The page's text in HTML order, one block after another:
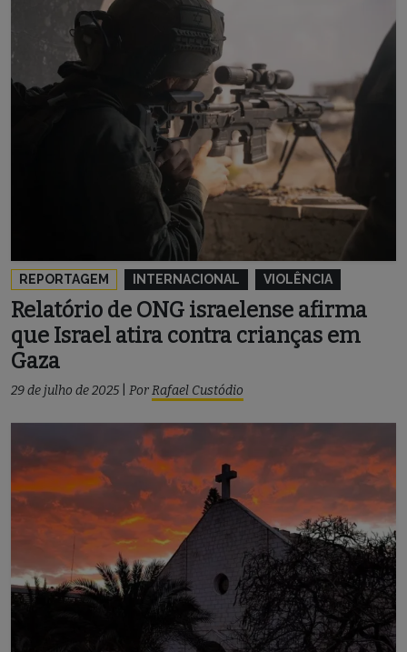
REPORTAGEM INTERNACIONAL VIOLÊNCIA
Relatório de ONG israelense afirma
que Israel atira contra crianças em
Gaza
29 de julho de 2025 PorRafael Custódio